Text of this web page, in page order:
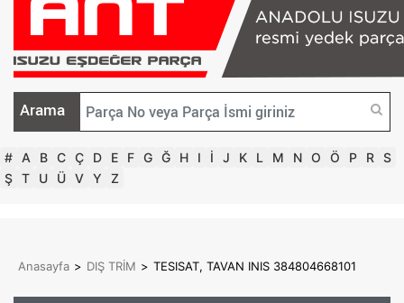
Arama
# A B C Ç D E F G Ğ H I İ J K L M N O Ö P R S
Ş T U Ü V Y Z
Anasayfa > DIŞ TRİM > TESISAT, TAVAN INIS 384804668101